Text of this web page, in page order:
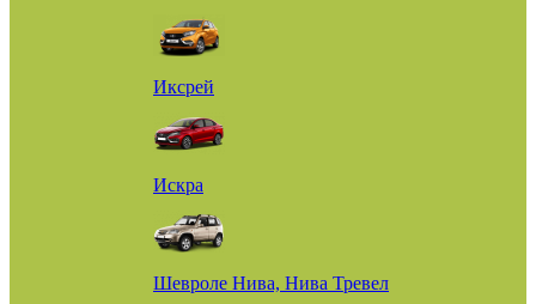
Иксрей
Искра
Шевроле Нива, Нива Тревел